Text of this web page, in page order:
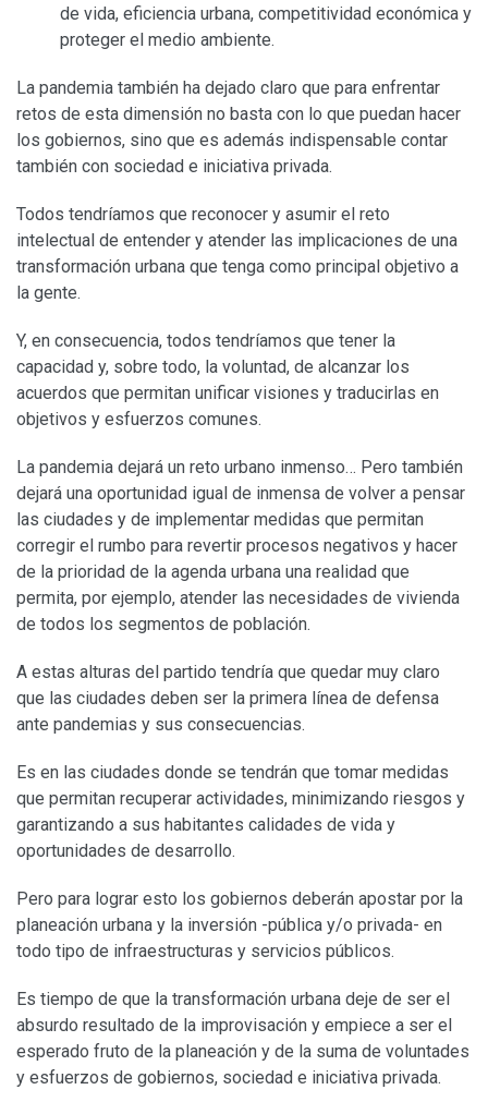
de vida, eficiencia urbana, competitividad económica y
proteger el medio ambiente.
La pandemia también ha dejado claro que para enfrentar
retos de esta dimensión no basta con lo que puedan hacer
los gobiernos, sino que es además indispensable contar
también con sociedad e iniciativa privada.
Todos tendríamos que reconocer y asumir el reto
intelectual de entender y atender las implicaciones de una
transformación urbana que tenga como principal objetivo a
la gente.
Y, en consecuencia, todos tendríamos que tener la
capacidad y, sobre todo, la voluntad, de alcanzar los
acuerdos que permitan unificar visiones y traducirlas en
objetivos y esfuerzos comunes.
La pandemia dejará un reto urbano inmenso… Pero también
dejará una oportunidad igual de inmensa de volver a pensar
las ciudades y de implementar medidas que permitan
corregir el rumbo para revertir procesos negativos y hacer
de la prioridad de la agenda urbana una realidad que
permita, por ejemplo, atender las necesidades de vivienda
de todos los segmentos de población.
A estas alturas del partido tendría que quedar muy claro
que las ciudades deben ser la primera línea de defensa
ante pandemias y sus consecuencias.
Es en las ciudades donde se tendrán que tomar medidas
que permitan recuperar actividades, minimizando riesgos y
garantizando a sus habitantes calidades de vida y
oportunidades de desarrollo.
Pero para lograr esto los gobiernos deberán apostar por la
planeación urbana y la inversión -pública y/o privada- en
todo tipo de infraestructuras y servicios públicos.
Es tiempo de que la transformación urbana deje de ser el
absurdo resultado de la improvisación y empiece a ser el
esperado fruto de la planeación y de la suma de voluntades
y esfuerzos de gobiernos, sociedad e iniciativa privada.